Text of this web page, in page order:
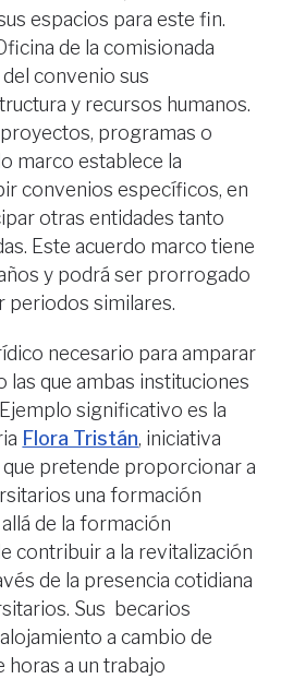
espacios para este fin.
de la comisionada
convenio sus
y recursos humanos.
proyectos, programas o
marco establece la
convenios específicos, en
otras entidades tanto
Este acuerdo marco tiene
y podrá ser prorrogado
periodos similares.
necesario para amparar
que ambas instituciones
significativo es la
Flora Tristán, iniciativa
pretende proporcionar a
una formación
de la formación
contribuir a la revitalización
de la presencia cotidiana
Sus becarios
a cambio de
horas a un trabajo